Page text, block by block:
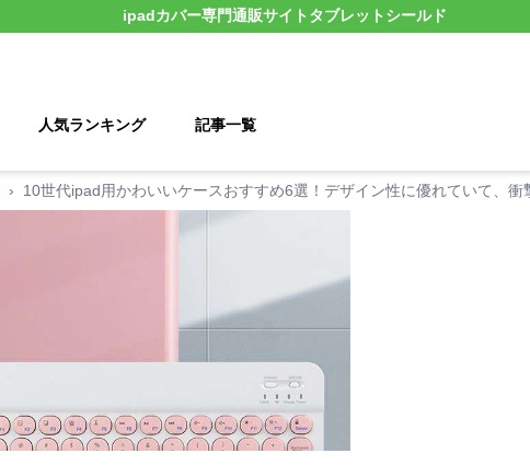
ipadカバー専門通販サイト タブレットシールド
人気ランキング 記事一覧
› 10世代ipad用かわいいケースおすすめ6選！デザイン性に優れていて、